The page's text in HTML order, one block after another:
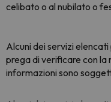
celibato o al nubilato o
Alcuni dei servizi
prega di verificare con
informazioni sono